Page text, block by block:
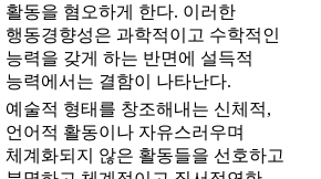
활동을 혐오하게 한다. 이러한
행동경향성은 과학적이고 수학적인
능력을 갖게 하는 반면에 설득적
능력에서는 결함이 나타난다.
예술적 형태를 창조해내는 신체적,
언어적 활동이나 자유스러우며
체계화되지 않은 활동들을 선호하고